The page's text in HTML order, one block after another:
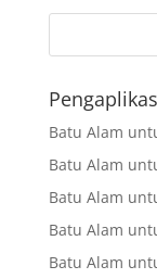
Batu Alam
Batu Alam
Batu Alam
Batu Alam
Batu Alam